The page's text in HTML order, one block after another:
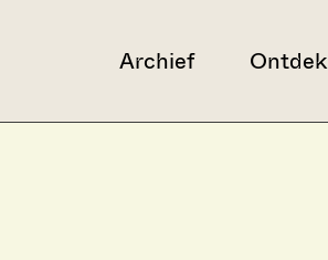
Archief Ontdek